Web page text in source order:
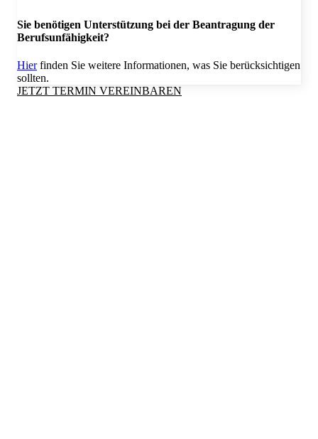
Sie benötigen Unterstützung bei der Beantragung der
Berufsunfähigkeit?
Hierfinden Sie weitere Informationen, was Sie berücksichtigen
sollten.
JETZT TERMIN VEREINBAREN